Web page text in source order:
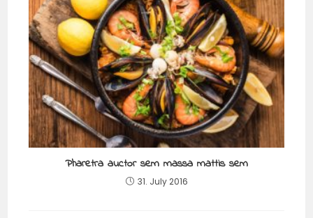
Pharetra auctor sem massa mattis sem
31. July 2016